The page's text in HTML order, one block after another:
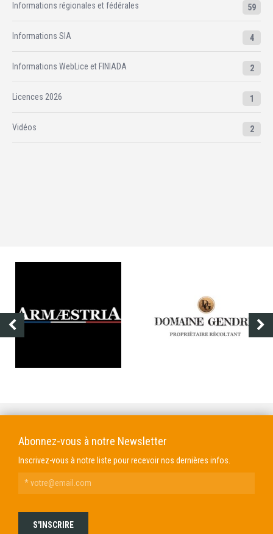
Informations régionales et fédérales 59
Informations SIA 4
Informations WebLice et FINIADA 2
Licences 2026 1
Vidéos 2
Abonnez-vous à notre Newsletter
Inscrivez-vous à notre liste pour recevoir nos dernières infos.